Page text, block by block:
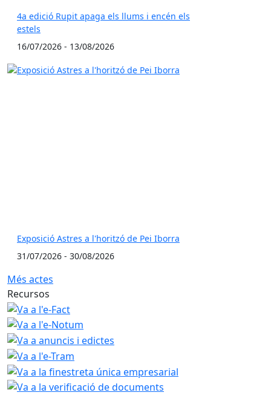
4a edició Rupit apaga els llums i encén els
estels
16/07/2026 - 13/08/2026
Exposició Astres a l'horitzó de Pei Iborra
31/07/2026 - 30/08/2026
Més actes
Recursos